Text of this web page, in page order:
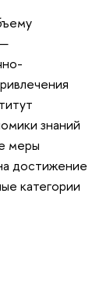
знаний
меры
достижение
категории